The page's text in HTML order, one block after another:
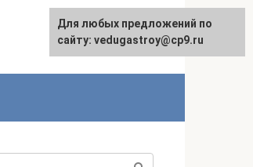
Для любых предложений по
сайту: vedugastroy@cp9.ru